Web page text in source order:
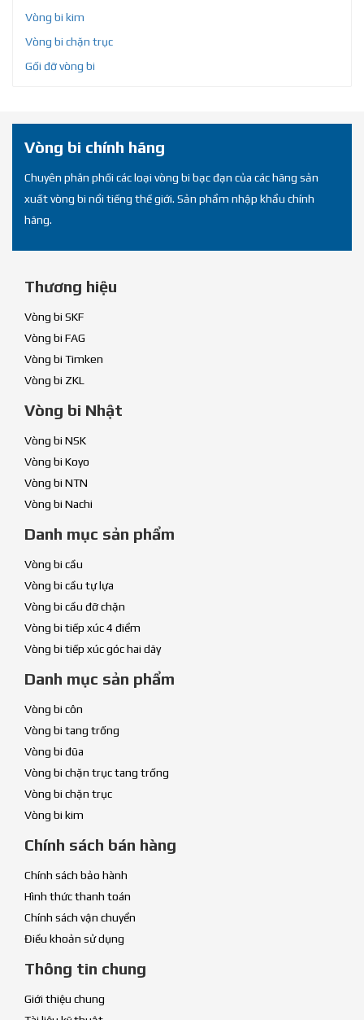
Vòng bi kim
Vòng bi chặn trục
Gối đỡ vòng bi
Vòng bi chính hãng
Chuyên phân phối các loại vòng bi bạc đạn của các hãng sản
xuất vòng bi nổi tiếng thế giới. Sản phẩm nhập khẩu chính
hãng.
Thương hiệu
Vòng bi SKF
Vòng bi FAG
Vòng bi Timken
Vòng bi ZKL
Vòng bi Nhật
Vòng bi NSK
Vòng bi Koyo
Vòng bi NTN
Vòng bi Nachi
Danh mục sản phẩm
Vòng bi cầu
Vòng bi cầu tự lựa
Vòng bi cầu đỡ chặn
Vòng bi tiếp xúc 4 điểm
Vòng bi tiếp xúc góc hai dãy
Danh mục sản phẩm
Vòng bi côn
Vòng bi tang trống
Vòng bi đũa
Vòng bi chặn trục tang trống
Vòng bi chặn trục
Vòng bi kim
Chính sách bán hàng
Chính sách bảo hành
Hình thức thanh toán
Chính sách vận chuyển
Điều khoản sử dụng
Thông tin chung
Giới thiệu chung